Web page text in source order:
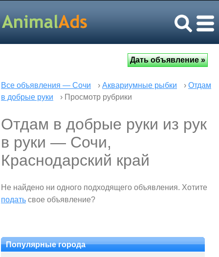
Все объявления — Сочи › Аквариумные рыбки › Отдам
в добрые руки
› Просмотр рубрики
Отдам в добрые руки из рук
в руки — Сочи,
Краснодарский край
Не найдено ни одного подходящего объявления. Хотите
подать свое объявление?
Популярные города